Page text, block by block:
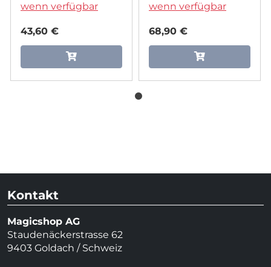
by Leo Smetsers
wenn verfügbar
43,60 €
by Leo Smetsers
wenn verfügbar
68,90 €
Kontakt
Magicshop AG
Staudenäckerstrasse 62
9403 Goldach / Schweiz